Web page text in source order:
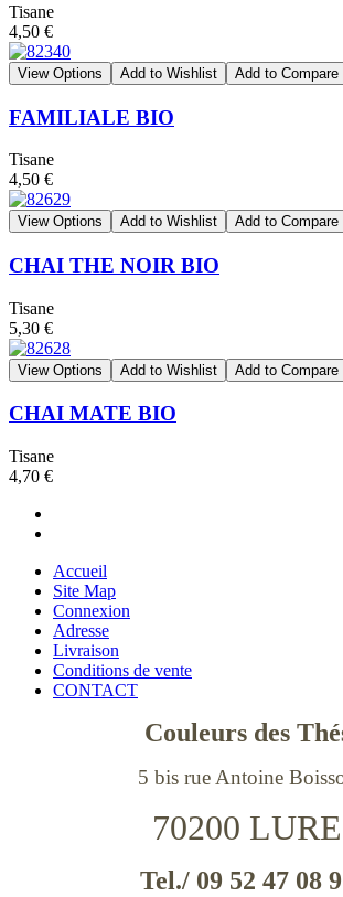
Tisane
4,50 €
View Options Add to Wishlist Add to Compare
FAMILIALE BIO
Tisane
4,50 €
View Options Add to Wishlist Add to Compare
CHAI THE NOIR BIO
Tisane
5,30 €
View Options Add to Wishlist Add to Compare
CHAI MATE BIO
Tisane
4,70 €
Accueil
Site Map
Connexion
Adresse
Livraison
Conditions de vente
CONTACT
Couleurs des
5 bis rue Antoine
70200 LURE
Tel./ 09 52 47 08